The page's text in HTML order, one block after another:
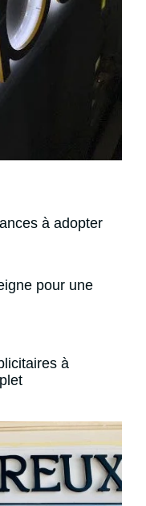
à adopter
pour une
à